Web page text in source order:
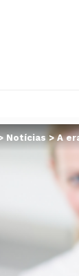
Notícias >A